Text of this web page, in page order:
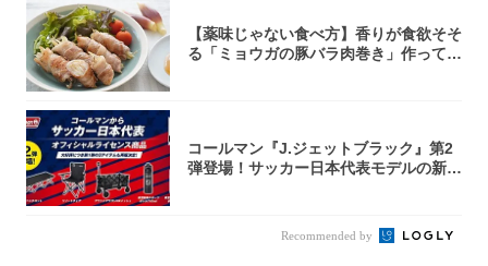
【薬味じゃない食べ方】香りが食欲そそ
る「ミョウガの豚バラ肉巻き」作ってみ
コールマン『J.ジェットブラック』第2
弾登場！サッカー日本代表モデルの新作
Recommended by